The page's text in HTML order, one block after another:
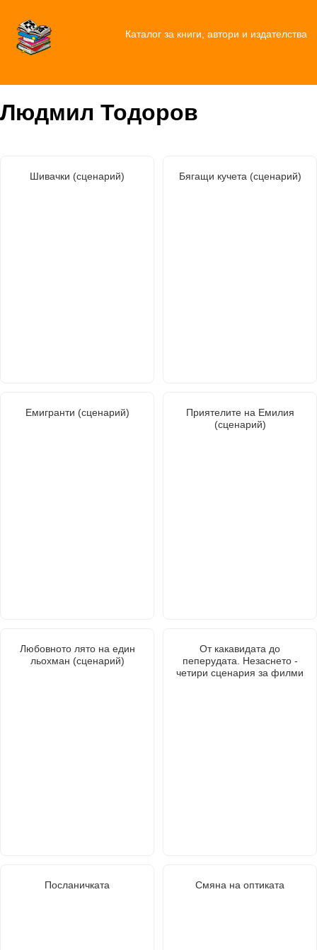
Каталог за книги, автори и издателства
Людмил Тодоров
Шивачки (сценарий) Бягащи кучета (сценарий)
Емигранти (сценарий)
Приятелите на Емилия
(сценарий)
Любовното лято на един
льохман (сценарий)
От какавидата до
пеперудата. Незаснето -
четири сценария за филми
Посланичката Смяна на оптиката